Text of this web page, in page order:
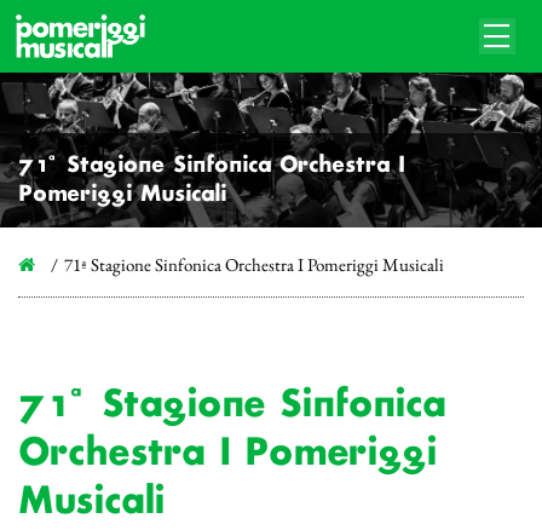
71ª Stagione Sinfonica Orchestra I
Pomeriggi Musicali
71ª Stagione Sinfonica Orchestra I Pomeriggi Musicali
71ª Stagione Sinfonica
Orchestra I Pomeriggi
Musicali